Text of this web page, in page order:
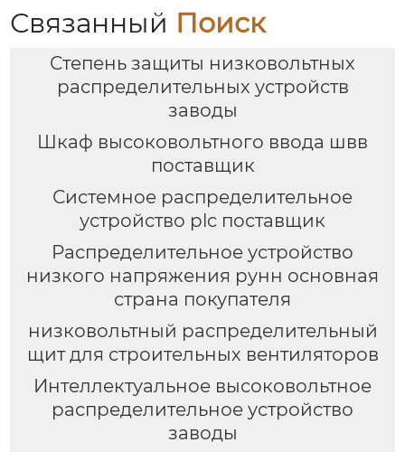
Связанный Поиск
Степень защиты низковольтных
распределительных устройств
заводы
Шкаф высоковольтного ввода швв
поставщик
Системное распределительное
устройство plc поставщик
Распределительное устройство
низкого напряжения рунн основная
страна покупателя
низковольтный распределительный
щит для строительных вентиляторов
Интеллектуальное высоковольтное
распределительное устройство
заводы